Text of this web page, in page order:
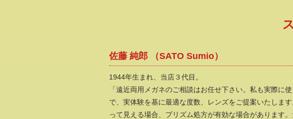
佐藤 純郎 （SATO Sumio）
1944年生まれ、当店３代目。
「遠近両用メガネのご相談はお任せ下さい。私も実際に
で、実体験を基に最適な度数、レンズをご提案いたしま
って見える場合、プリズム処方が有効な場合があります